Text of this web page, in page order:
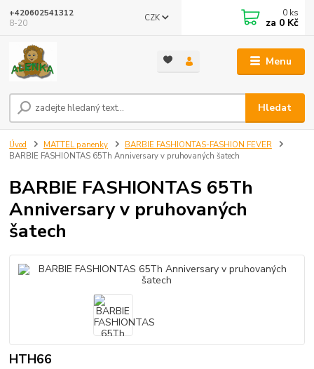
Menu
CZK
Hledat
+420602541312
8-20
0 ks
za 0 Kč
Úvod MATTEL panenky
BARBIE FASHIONTAS-FASHION FEVER
BARBIE FASHIONTAS 65Th Anniversary v pruhovaných šatech
BARBIE FASHIONTAS 65Th
Anniversary v pruhovaných
šatech
HTH66